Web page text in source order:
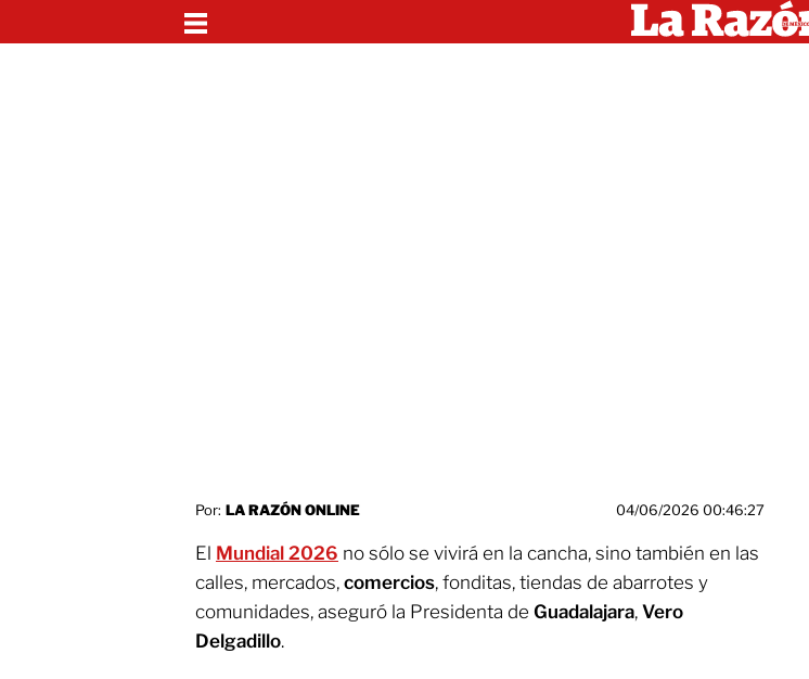
Por: LA RAZÓN ONLINE 04/06/2026 00:46:27
El Mundial 2026 no sólo se vivirá en la cancha, sino también en las
calles, mercados, comercios, fonditas, tiendas de abarrotes y
comunidades, aseguró la Presidenta de Guadalajara, Vero
Delgadillo.